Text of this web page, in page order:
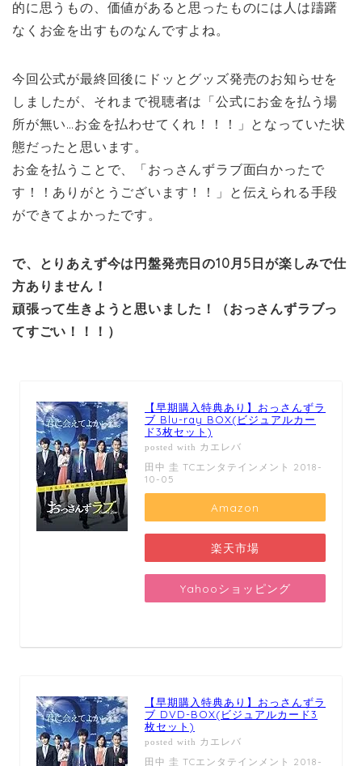
的に思うもの、価値があると思ったものには人は躊躇
なくお金を出すものなんですよね。
今回公式が最終回後にドッとグッズ発売のお知らせを
しましたが、それまで視聴者は「公式にお金を払う場
所が無い…お金を払わせてくれ！！！」となっていた状
態だったと思います。
お金を払うことで、「おっさんずラブ面白かったで
す！！ありがとうございます！！」と伝えられる手段
ができてよかったです。
で、とりあえず今は円盤発売日の10月5日が楽しみで仕
方ありません！
頑張って生きようと思いました！（おっさんずラブっ
てすごい！！！）
【早期購入特典あり】おっさんずラ
ブ Blu-ray BOX(ビジュアルカー
ド3枚セット)
posted with カエレバ
田中 圭 TCエンタテインメント 2018-
10-05
Amazon
楽天市場
Yahooショッピング
【早期購入特典あり】おっさんずラ
ブ DVD-BOX(ビジュアルカード3
枚セット)
posted with カエレバ
田中 圭 TCエンタテインメント 2018-